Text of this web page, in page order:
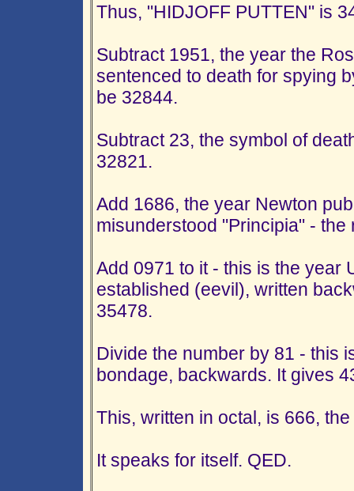
Thus, "HIDJOFF PUTTEN" is
Subtract 1951, the year the
sentenced to death for spying
be 32844.
Subtract 23, the symbol of
32821.
Add 1686, the year Newton
misunderstood "Principia" - the
Add 0971 to it - this is the year
established (eevil), written
35478.
Divide the number by 81 - this
bondage, backwards. It gives
This, written in octal, is 666,
It speaks for itself. QED.